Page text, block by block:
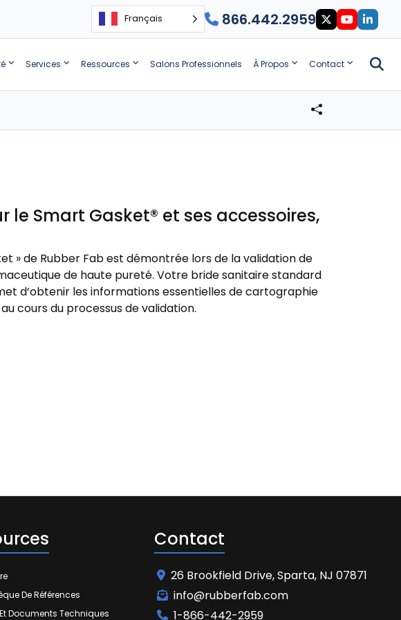
Français 866.442.2959
Services Ressources Salons Professionnels À Propos Contact
le Smart Gasket® et ses accessoires,
» de Rubber Fab est démontrée lors de la validation de
de haute pureté. Votre bride sanitaire standard
d’obtenir les informations essentielles de cartographie
cours du processus de validation.
De Références
Documents Techniques
Contact
26 Brookfield Drive, Sparta, NJ 07871
info@rubberfab.com
1-866-442-2959